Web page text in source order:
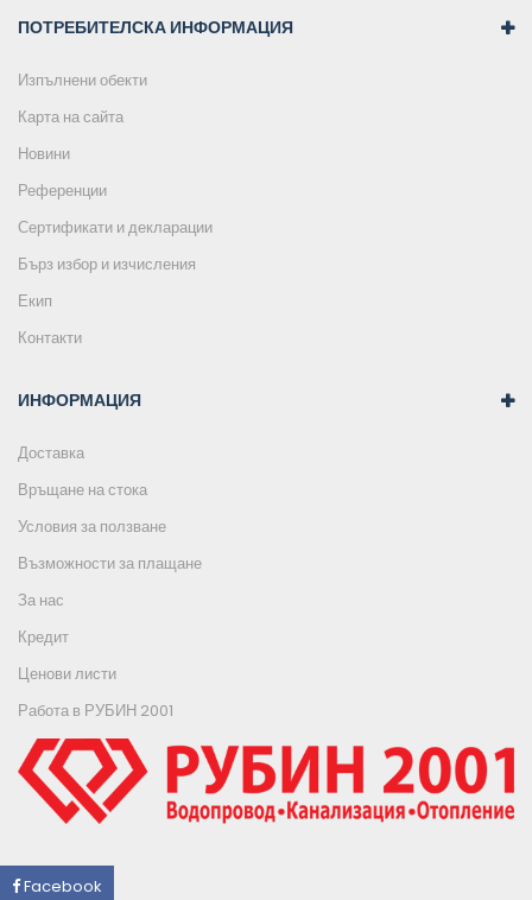
ПОТРЕБИТЕЛСКА ИНФОРМАЦИЯ
Изпълнени обекти
Карта на сайта
Новини
Референции
Сертификати и декларации
Бърз избор и изчисления
Екип
Контакти
ИНФОРМАЦИЯ
Доставка
Връщане на стока
Условия за ползване
Възможности за плащане
За нас
Кредит
Ценови листи
Работа в РУБИН 2001
Facebook